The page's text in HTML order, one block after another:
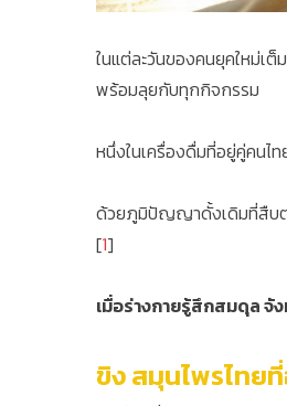
ในแต่ละวันของคนยุคใหม่เ
พร้อมลุยกับทุกกิจกรรม
หนึ่งในเครื่องดื่มที่อยู่คู่คนไ
ด้วยภูมิปัญญาดั้งเดิมที่สืบ
[1]
เมื่อร่างกายรู้สึกสมดุล จั
ขิง สมุนไพรไทย